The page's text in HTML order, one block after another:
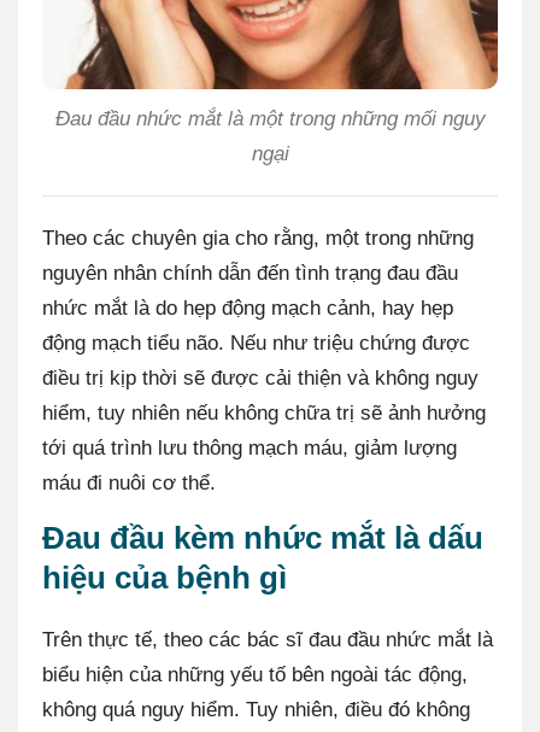
Đau đầu nhức mắt là một trong những mối nguy
ngại
Theo các chuyên gia cho rằng, một trong những
nguyên nhân chính dẫn đến tình trạng đau đầu
nhức mắt là do hẹp động mạch cảnh, hay hẹp
động mạch tiểu não. Nếu như triệu chứng được
điều trị kịp thời sẽ được cải thiện và không nguy
hiểm, tuy nhiên nếu không chữa trị sẽ ảnh hưởng
tới quá trình lưu thông mạch máu, giảm lượng
máu đi nuôi cơ thể.
Đau đầu kèm nhức mắt là dấu
hiệu của bệnh gì
Trên thực tế, theo các bác sĩ đau đầu nhức mắt là
biểu hiện của những yếu tố bên ngoài tác động,
không quá nguy hiểm. Tuy nhiên, điều đó không